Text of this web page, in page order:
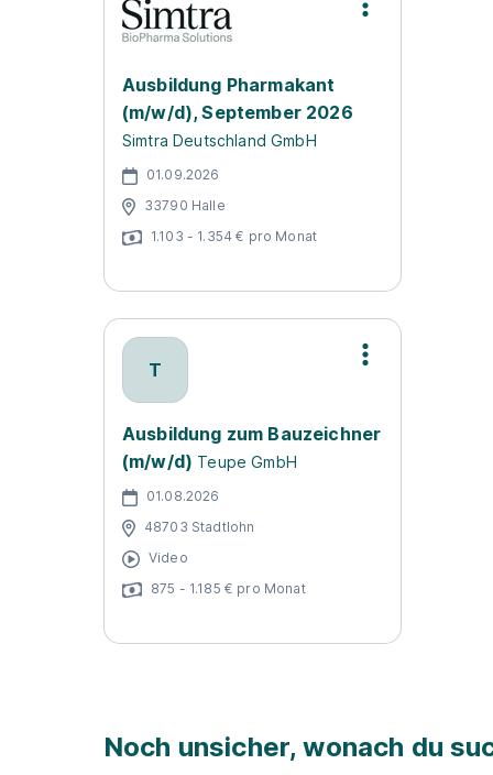
Ausbildung Pharmakant
(m/w/d), September 2026
Simtra Deutschland GmbH
01.09.2026
33790 Halle
1.103 - 1.354 € pro Monat
T
Ausbildung zum Bauzeichner
(m/w/d) Teupe GmbH
01.08.2026
48703 Stadtlohn
Video
875 - 1.185 € pro Monat
Noch unsicher, wonach du